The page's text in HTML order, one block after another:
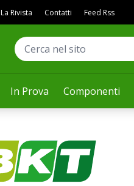
In Prova Componenti
La Rivista Contatti Feed Rss